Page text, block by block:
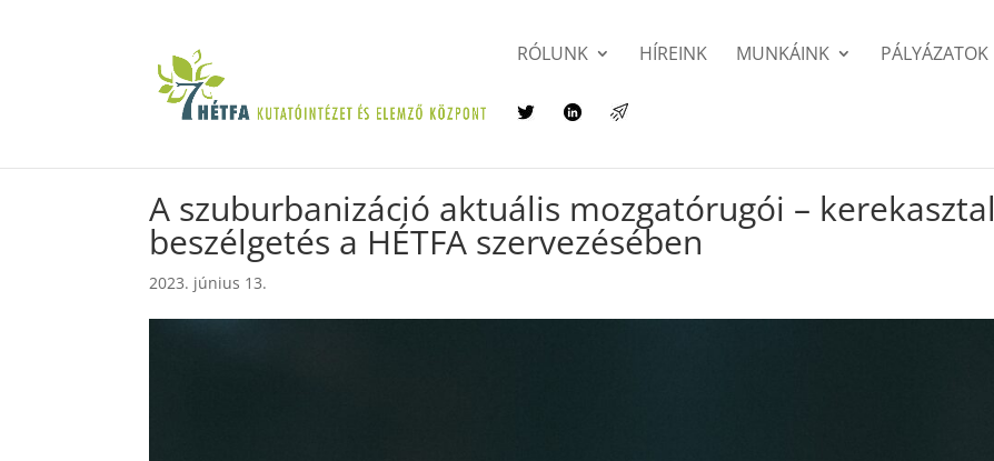
RÓLUNK HÍREINK MUNKÁINK PÁLYÁZATOK
A szuburbanizáció aktuális mozgatórugói – kerekasztal
beszélgetés a HÉTFA szervezésében
2023. június 13.